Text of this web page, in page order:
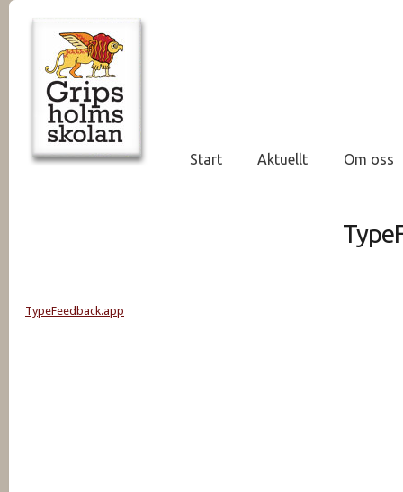
Start Aktuellt Om oss
TypeFeedback.app